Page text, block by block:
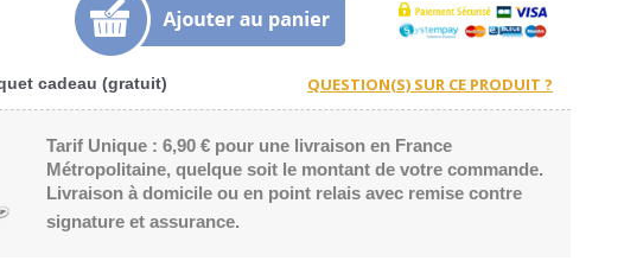
cadeau (gratuit)
Tarif Unique : 6,90 € pour une livraison en France
Métropolitaine, quelque soit le montant de votre commande.
Livraison à domicile ou en point relais avec remise contre
signature et assurance.